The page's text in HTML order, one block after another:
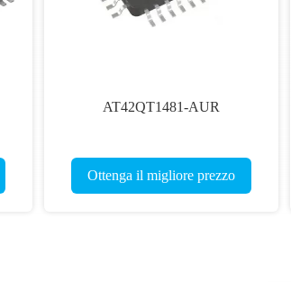
AT42QT1481-AUR
Ottenga il migliore prezzo